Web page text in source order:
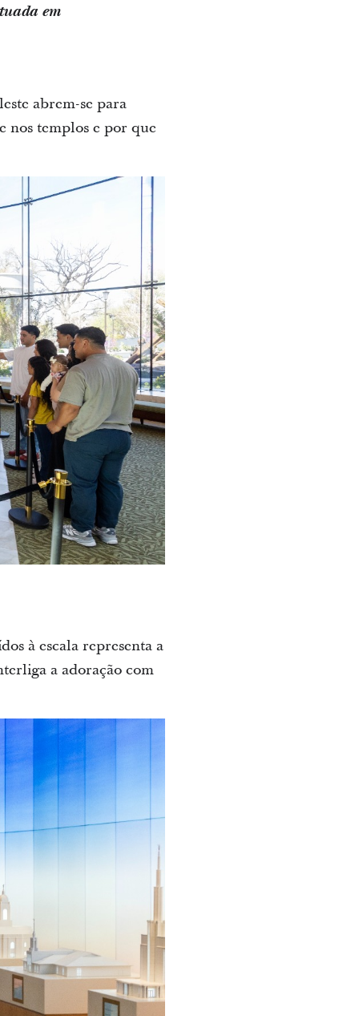
em
abrem-se para
nos templos e por que
à escala representa a
a adoração com